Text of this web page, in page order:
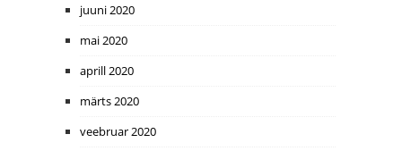
juuni 2020
mai 2020
aprill 2020
märts 2020
veebruar 2020